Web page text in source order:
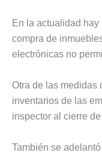
En la actualidad
compra de
electrónicas no
Otra de las medidas
inventarios de las
inspector al cierre
También se